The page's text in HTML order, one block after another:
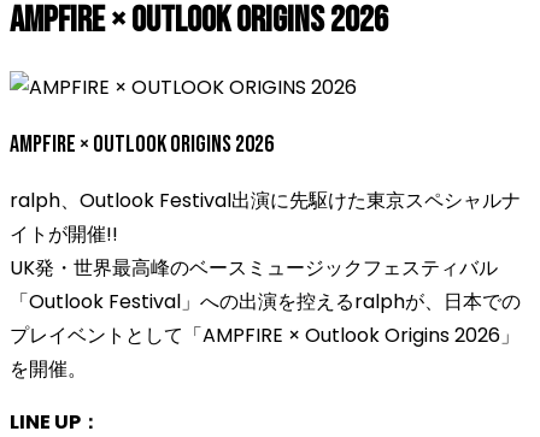
AMPFIRE × OUTLOOK ORIGINS 2026
AMPFIRE × OUTLOOK ORIGINS 2026
ralph、Outlook Festival出演に先駆けた東京スペシャルナ
イトが開催!!
UK発・世界最高峰のベースミュージックフェスティバル
「Outlook Festival」への出演を控えるralphが、日本での
プレイベントとして「AMPFIRE × Outlook Origins 2026」
を開催。
LINE UP：